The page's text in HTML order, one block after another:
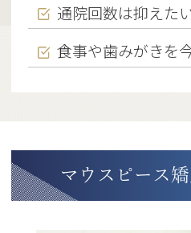
通院回数は抑えた
食事や歯みがきを
マウスピース